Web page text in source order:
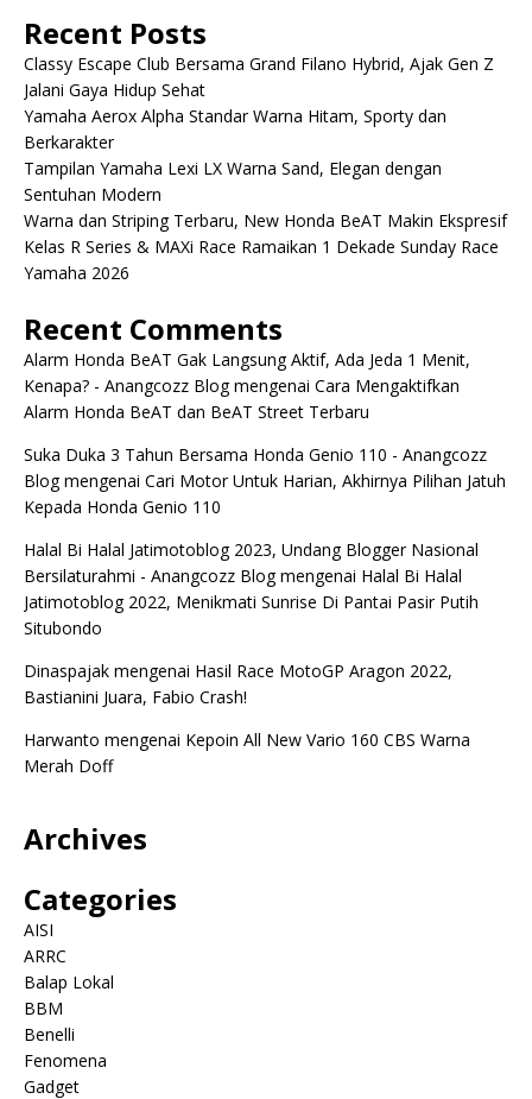
Recent Posts
Classy Escape Club Bersama Grand Filano Hybrid, Ajak Gen Z
Jalani Gaya Hidup Sehat
Yamaha Aerox Alpha Standar Warna Hitam, Sporty dan
Berkarakter
Tampilan Yamaha Lexi LX Warna Sand, Elegan dengan
Sentuhan Modern
Warna dan Striping Terbaru, New Honda BeAT Makin Ekspresif
Kelas R Series & MAXi Race Ramaikan 1 Dekade Sunday Race
Yamaha 2026
Recent Comments
Alarm Honda BeAT Gak Langsung Aktif, Ada Jeda 1 Menit,
Kenapa? - Anangcozz Blogmengenai Cara Mengaktifkan
Alarm Honda BeAT dan BeAT Street Terbaru
Suka Duka 3 Tahun Bersama Honda Genio 110 - Anangcozz
Blogmengenai Cari Motor Untuk Harian, Akhirnya Pilihan Jatuh
Kepada Honda Genio 110
Halal Bi Halal Jatimotoblog 2023, Undang Blogger Nasional
Bersilaturahmi - Anangcozz Blogmengenai Halal Bi Halal
Jatimotoblog 2022, Menikmati Sunrise Di Pantai Pasir Putih
Situbondo
Dinaspajak mengenai Hasil Race MotoGP Aragon 2022,
Bastianini Juara, Fabio Crash!
Harwanto mengenai Kepoin All New Vario 160 CBS Warna
Merah Doff
Archives
Categories
AISI
ARRC
Balap Lokal
BBM
Benelli
Fenomena
Gadget